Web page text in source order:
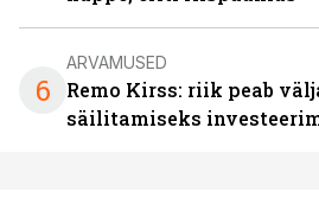
6
ARVAMUSED
Remo Kirss: riik peab
säilitamiseks